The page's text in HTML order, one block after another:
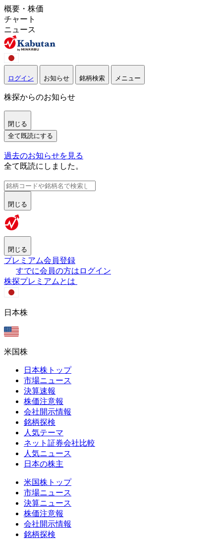
概要・株価
チャート
ニュース
ログイン お知らせ 銘柄検索 メニュー
株探からのお知らせ
閉じる
全て既読にする
過去のお知らせを見る
全て既読にしました。
閉じる
閉じる
プレミアム会員登録
すでに会員の方はログイン
株探プレミアムとは
日本株
米国株
日本株トップ
市場ニュース
決算速報
株価注意報
会社開示情報
銘柄探検
人気テーマ
ネット証券会社比較
人気ニュース
日本の株主
米国株トップ
市場ニュース
決算ニュース
株価注意報
会社開示情報
銘柄探検